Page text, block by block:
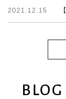
2021.12.15
BLOG